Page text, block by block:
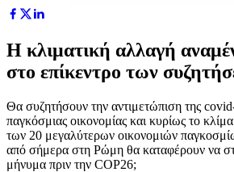
Η κλιματική αλλαγή
στο επίκεντρο των
Θα συζητήσουν την αντιμετώπιση της
παγκόσμιας οικονομίας και κυρίως το
των 20 μεγαλύτερων οικονομιών
από σήμερα στη Ρώμη θα καταφέρουν να
μήνυμα πριν την COP26;